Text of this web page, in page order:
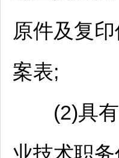
原件及复
案表;
(2)具有
业技术职